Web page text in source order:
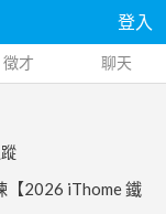
登入
徵才 聊天
【2026 iThome 鐵